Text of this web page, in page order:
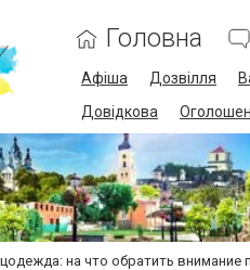
Головна
Афіша Дозвілля
Довідкова
на что обратить внимание